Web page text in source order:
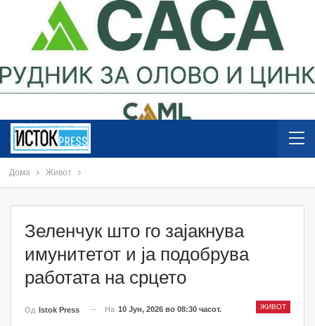
Дома Живот
Зеленчук што го зајакнува
имунитетот и ја подобрува
работата на срцето
ЖИВОТ
Од Istok Press На 10 Јун, 2026 во 08:30 часот.